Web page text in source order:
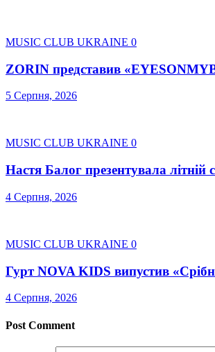
MUSIC CLUB UKRAINE 0
ZORIN представив
5 Серпня, 2026
MUSIC CLUB UKRAINE 0
Настя Балог презентувала
4 Серпня, 2026
MUSIC CLUB UKRAINE 0
Гурт NOVA KIDS випустив
4 Серпня, 2026
Post Comment